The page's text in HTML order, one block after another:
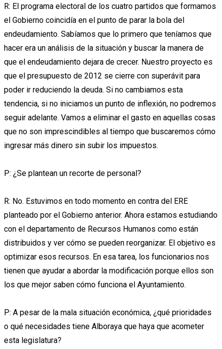
R: El programa electoral de los cuatro partidos que formamos
el Gobierno coincidía en el punto de parar la bola del
endeudamiento. Sabíamos que lo primero que teníamos que
hacer era un análisis de la situación y buscar la manera de
que el endeudamiento dejara de crecer. Nuestro proyecto es
que el presupuesto de 2012 se cierre con superávit para
poder ir reduciendo la deuda. Si no cambiamos esta
tendencia, si no iniciamos un punto de inflexión, no podremos
seguir adelante. Vamos a eliminar el gasto en aquellas cosas
que no son imprescindibles al tiempo que buscaremos cómo
ingresar más dinero sin subir los impuestos.
P: ¿Se plantean un recorte de personal?
R: No. Estuvimos en todo momento en contra del ERE
planteado por el Gobierno anterior. Ahora estamos estudiando
con el departamento de Recursos Humanos como están
distribuidos y ver cómo se pueden reorganizar. El objetivo es
optimizar esos recursos. En esa tarea, los funcionarios nos
tienen que ayudar a abordar la modificación porque ellos son
los que mejor saben cómo funciona el Ayuntamiento.
P: A pesar de la mala situación económica, ¿qué prioridades
o qué necesidades tiene Alboraya que haya que acometer
esta legislatura?